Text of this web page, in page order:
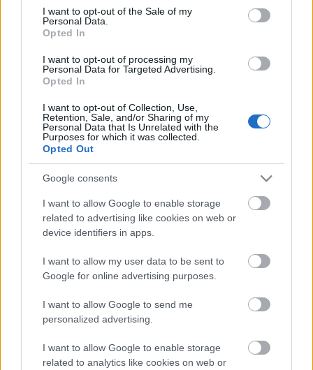
consent section.
I want to opt-out of the Sale of my
Personal Data.
Opted In
I want to opt-out of processing my
Personal Data for Targeted Advertising.
Opted In
I want to opt-out of Collection, Use,
Retention, Sale, and/or Sharing of my
Personal Data that Is Unrelated with the
Purposes for which it was collected.
Opted Out
Google consents
I want to allow Google to enable storage
related to advertising like cookies on web or
device identifiers in apps.
I want to allow my user data to be sent to
Google for online advertising purposes.
I want to allow Google to send me
personalized advertising.
I want to allow Google to enable storage
related to analytics like cookies on web or
δείξουμε στον κόσμο
ΗΠΑ: Ο Ζοχράν
Μαμντάνι ορκίστηκε
δήμαρχος της Νέας
Υόρκης
ΗΠΑ: Ο Μαμντάνι θα
μετακομίσει στην
«Πολύ παραγωγική» η